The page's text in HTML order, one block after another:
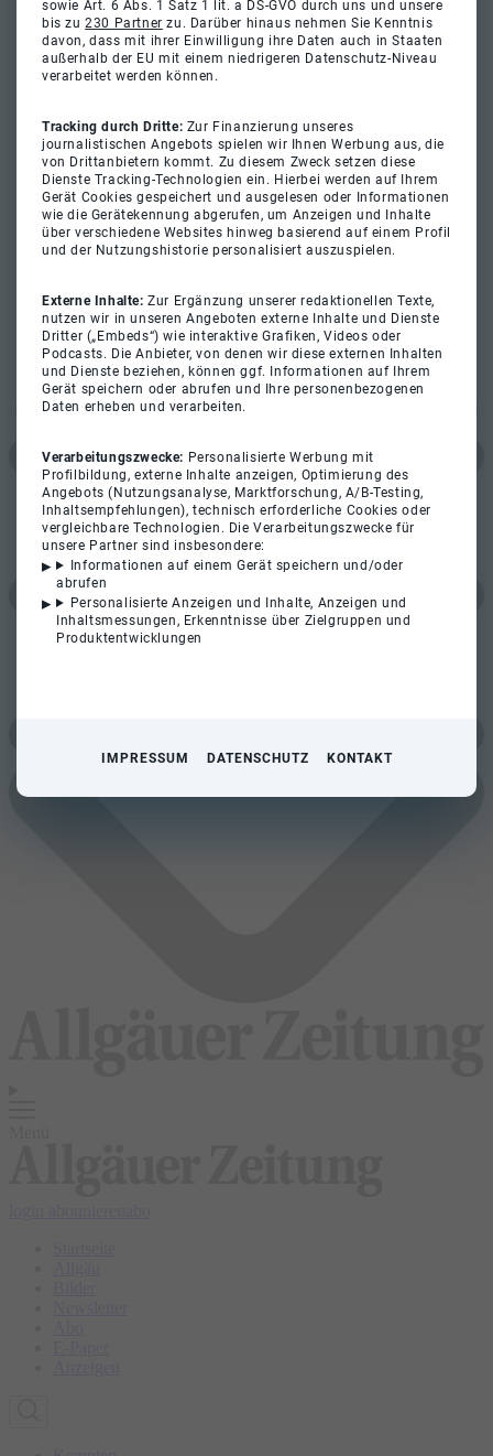
sowie Art. 6 Abs. 1 Satz 1 lit. a DS-GVO durch uns und unsere
bis zu230 Partner zu. Darüber hinaus nehmen Sie Kenntnis
davon, dass mit ihrer Einwilligung ihre Daten auch in Staaten
außerhalb der EU mit einem niedrigeren Datenschutz-Niveau
verarbeitet werden können.
Tracking durch Dritte: Zur Finanzierung unseres
journalistischen Angebots spielen wir Ihnen Werbung aus, die
von Drittanbietern kommt. Zu diesem Zweck setzen diese
Dienste Tracking-Technologien ein. Hierbei werden auf Ihrem
Gerät Cookies gespeichert und ausgelesen oder Informationen
wie die Gerätekennung abgerufen, um Anzeigen und Inhalte
über verschiedene Websites hinweg basierend auf einem Profil
und der Nutzungshistorie personalisiert auszuspielen.
Externe Inhalte:Zur Ergänzung unserer redaktionellen Texte,
nutzen wir in unseren Angeboten externe Inhalte und Dienste
Dritter („Embeds“) wie interaktive Grafiken, Videos oder
Podcasts. Die Anbieter, von denen wir diese externen Inhalten
und Dienste beziehen, können ggf. Informationen auf Ihrem
Gerät speichern oder abrufen und Ihre personenbezogenen
Daten erheben und verarbeiten.
Verarbeitungszwecke: Personalisierte Werbung mit
Profilbildung, externe Inhalte anzeigen, Optimierung des
Angebots (Nutzungsanalyse, Marktforschung, A/B-Testing,
Inhaltsempfehlungen), technisch erforderliche Cookies oder
vergleichbare Technologien. Die Verarbeitungszwecke für
unsere Partner sind insbesondere:
Informationen auf einem Gerät speichern und/oder
abrufen
Personalisierte Anzeigen und Inhalte, Anzeigen und
Inhaltsmessungen, Erkenntnisse über Zielgruppen und
Produktentwicklungen
IMPRESSUM DATENSCHUTZ KONTAKT